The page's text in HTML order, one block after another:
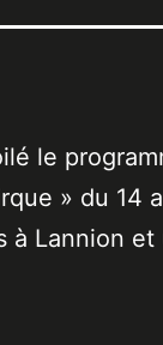
le
» du 14
à Lannion